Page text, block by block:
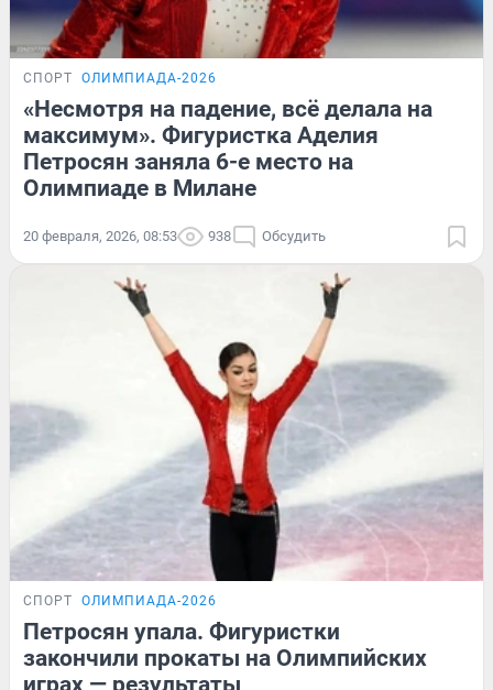
СПОРТ ОЛИМПИАДА-2026
«Несмотря на падение, всё делала на
максимум». Фигуристка Аделия
Петросян заняла 6-е место на
Олимпиаде в Милане
20 февраля, 2026, 08:53 938 Обсудить
СПОРТ ОЛИМПИАДА-2026
Петросян упала. Фигуристки
закончили прокаты на Олимпийских
играх — результаты